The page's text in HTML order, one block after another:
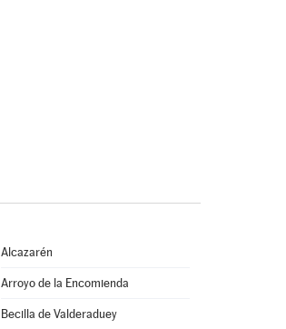
Alcazarén
Arroyo de la Encomienda
Becilla de Valderaduey